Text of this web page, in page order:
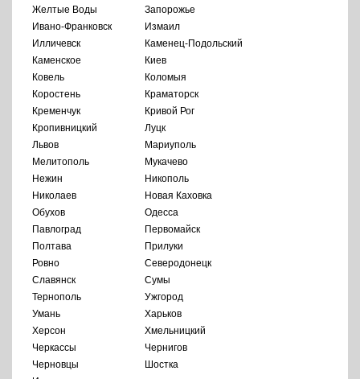
Желтые Воды
Запорожье
Ивано-Франковск
Измаил
Илличевск
Каменец-Подольский
Каменское
Киев
Ковель
Коломыя
Коростень
Краматорск
Кременчук
Кривой Рог
Кропивницкий
Луцк
Львов
Мариуполь
Мелитополь
Мукачево
Нежин
Никополь
Николаев
Новая Каховка
Обухов
Одесса
Павлоград
Первомайск
Полтава
Прилуки
Ровно
Северодонецк
Славянск
Сумы
Тернополь
Ужгород
Умань
Харьков
Херсон
Хмельницкий
Черкассы
Чернигов
Черновцы
Шостка